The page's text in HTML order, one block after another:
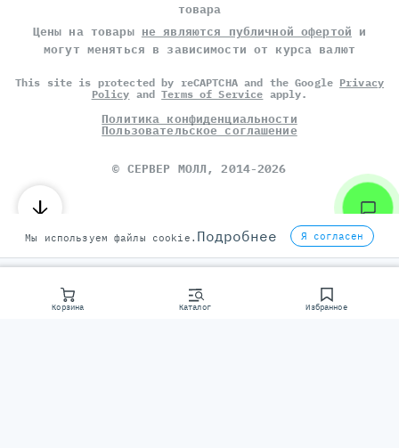
Корзина Каталог Избранное
товара
Цены на товары не являются публичной офертой и
могут меняться в зависимости от курса валют
This site is protected by reCAPTCHA and the Google Privacy
Policy andTerms of Service apply.
Политика конфиденциальности
Пользовательское соглашение
© СЕРВЕР МОЛЛ, 2014-2026
Мы используем файлы cookie. Подробнее Я согласен